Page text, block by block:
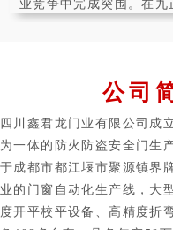
业竞争中完成突围。在
采取以下几种方式：
公司
四川鑫君龙门业有限公司成
为一体的防火防盗安全门生
于成都市都江堰市聚源镇界
业的门窗自动化生产线，大
度开平校平设备、高精度折